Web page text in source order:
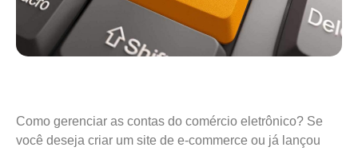
Como gerenciar as contas do comércio eletrônico? Se
você deseja criar um site de e-commerce ou já lançou